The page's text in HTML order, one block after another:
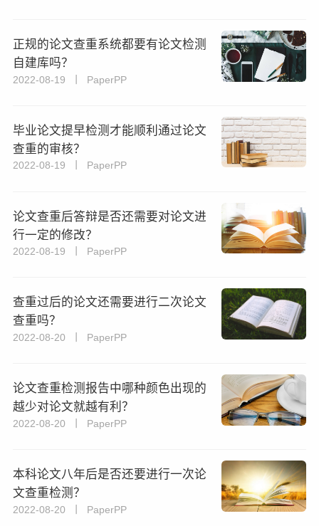
正规的论文查重系统都要有论文检测
自建库吗？
2022-08-19 丨 PaperPP
毕业论文提早检测才能顺利通过论文
查重的审核？
2022-08-19 丨 PaperPP
论文查重后答辩是否还需要对论文进
行一定的修改？
2022-08-19 丨 PaperPP
查重过后的论文还需要进行二次论文
查重吗？
2022-08-20 丨 PaperPP
论文查重检测报告中哪种颜色出现的
越少对论文就越有利？
2022-08-20 丨 PaperPP
本科论文八年后是否还要进行一次论
文查重检测？
2022-08-20 丨 PaperPP